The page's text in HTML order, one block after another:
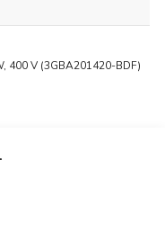
400 V (3GBA201420-BDF)
yapın!